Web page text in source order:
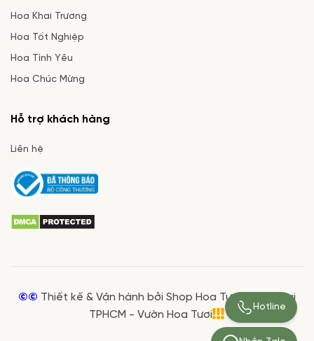
Hoa Khai Trương
Hoa Tốt Nghiệp
Hoa Tình Yêu
Hoa Chúc Mừng
Hỗ trợ khách hàng
Liên hệ
©© Thiết kế & Vận hành bởi Shop Hoa Tươi Giá Rẻ tại
TPHCM - Vườn Hoa Tươi
Hotline